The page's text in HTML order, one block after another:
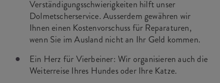
Verständigungsschwierigkeiten hilft unser
Dolmetscherservice. Ausserdem gewähren wir
Ihnen einen Kostenvorschuss für Reparaturen,
wenn Sie im Ausland nicht an Ihr Geld kommen.
Ein Herz für Vierbeiner: Wir organisieren auch die
Weiterreise Ihres Hundes oder Ihre Katze.